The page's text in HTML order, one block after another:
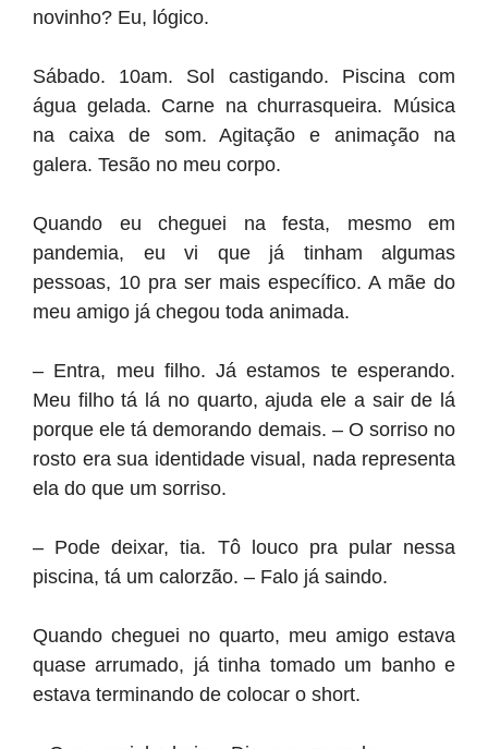
novinho? Eu, lógico.
Sábado. 10am. Sol castigando. Piscina com
água gelada. Carne na churrasqueira. Música
na caixa de som. Agitação e animação na
galera. Tesão no meu corpo.
Quando eu cheguei na festa, mesmo em
pandemia, eu vi que já tinham algumas
pessoas, 10 pra ser mais específico. A mãe do
meu amigo já chegou toda animada.
– Entra, meu filho. Já estamos te esperando.
Meu filho tá lá no quarto, ajuda ele a sair de lá
porque ele tá demorando demais. – O sorriso no
rosto era sua identidade visual, nada representa
ela do que um sorriso.
– Pode deixar, tia. Tô louco pra pular nessa
piscina, tá um calorzão. – Falo já saindo.
Quando cheguei no quarto, meu amigo estava
quase arrumado, já tinha tomado um banho e
estava terminando de colocar o short.